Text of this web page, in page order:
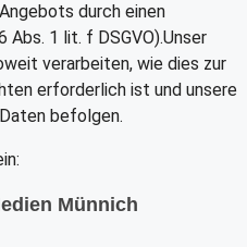
durch einen
1 lit. f DSGVO).Unser
verarbeiten, wie dies zur
erforderlich ist und unsere
befolgen.
Münnich